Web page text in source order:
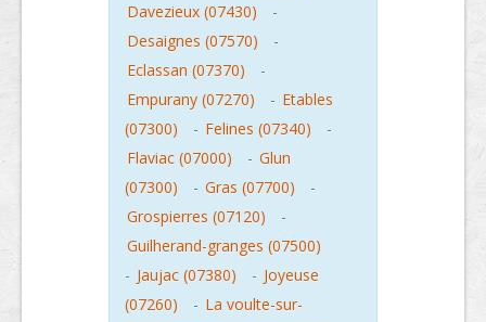
Davezieux (07430)
-
Desaignes (07570)
-
Eclassan (07370)
-
Empurany (07270)
- Etables
(07300)
- Felines (07340)
-
Flaviac (07000)
- Glun
(07300)
- Gras (07700)
-
Grospierres (07120)
-
Guilherand-granges (07500)
- Jaujac (07380) - Joyeuse
(07260)
- La voulte-sur-